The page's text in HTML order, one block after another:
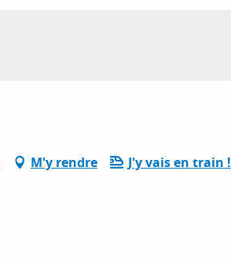
M'y rendre J'y vais en train !